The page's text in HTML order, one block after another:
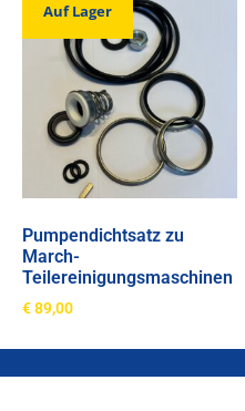
Auf Lager
Pumpendichtsatz zu
March-
Teilereinigungsmaschinen
€89,00